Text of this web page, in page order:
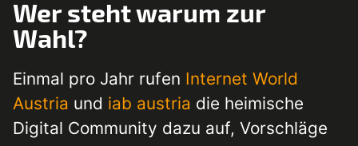
Wer steht warum zur
Wahl?
Einmal pro Jahr rufen Internet World
Austria und iab austria die heimische
Digital Community dazu auf, Vorschläge